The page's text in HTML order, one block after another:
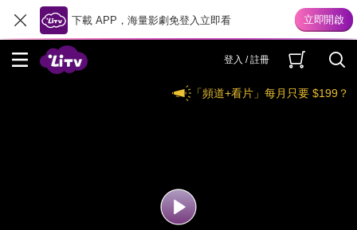
下載 APP，海量影劇免登入立即看
登入 / 註冊
「頻道+看片」每月只要 $199？